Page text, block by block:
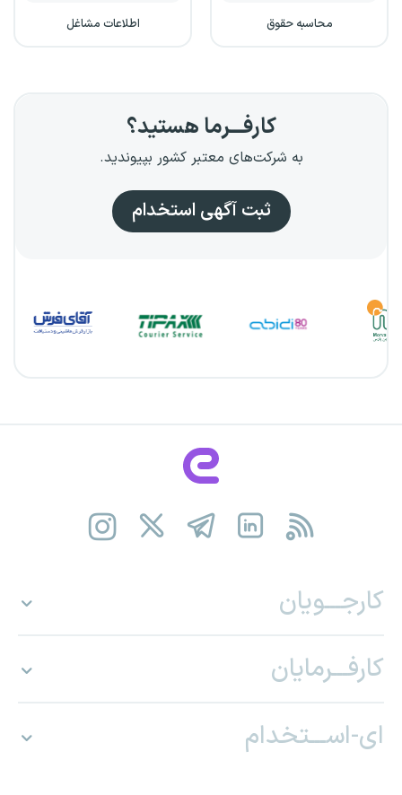
محاسبه حقوق اطلاعات مشاغل
کارفـــرما هستید؟
به شرکت‌های معتبر کشور بپیوندید.
ثبت آگهی استخدام
کارجـــویان
کارفـــرمایان
ای-اســـتخدام